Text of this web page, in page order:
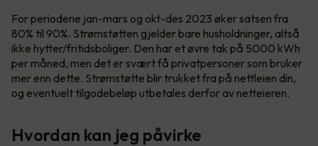
For periodene jan-mars og okt-des 2023 øker satsen fra
80% til 90%. Strømstøtten gjelder bare husholdninger, altså
ikke hytter/fritidsboliger. Den har et øvre tak på 5000 kWh
per måned, men det er svært få privatpersoner som bruker
mer enn dette. Strømstøtte blir trukket fra på nettleien din,
og eventuelt tilgodebeløp utbetales derfor av netteieren.
Hvordan kan jeg påvirke